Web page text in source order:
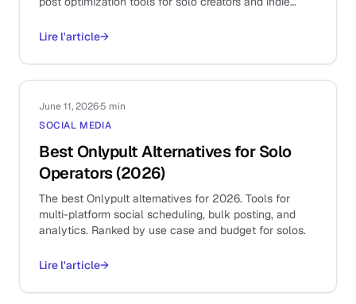
Lire l'article→
June 11, 2026·5 min
SOCIAL MEDIA
Best Onlypult Alternatives for Solo
Operators (2026)
The best Onlypult alternatives for 2026. Tools for
multi-platform social scheduling, bulk posting, and
analytics. Ranked by use case and budget for solos.
Lire l'article→